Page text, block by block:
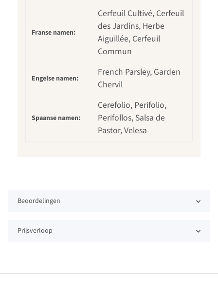
Franse namen:
Cerfeuil Cultivé, Cerfeuil
des Jardins, Herbe
Aiguillée, Cerfeuil
Commun
Engelse namen:
French Parsley, Garden
Chervil
Spaanse namen:
Cerefolio, Perifolio,
Perifollos, Salsa de
Pastor, Velesa
Beoordelingen
Prijsverloop